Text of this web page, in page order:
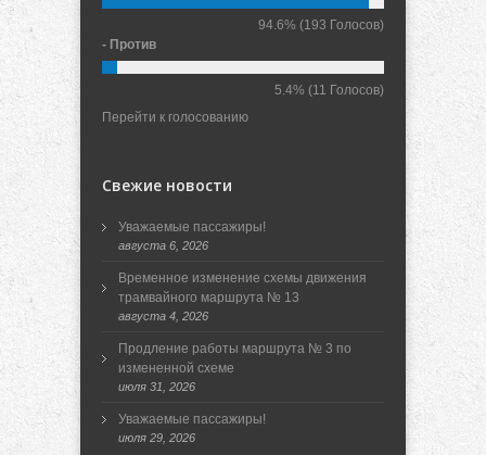
94.6% (193 Голосов)
- Против
5.4% (11 Голосов)
Перейти к голосованию
Свежие новости
Уважаемые пассажиры!
августа 6, 2026
Временное изменение схемы движения
трамвайного маршрута № 13
августа 4, 2026
Продление работы маршрута № 3 по
измененной схеме
июля 31, 2026
Уважаемые пассажиры!
июля 29, 2026